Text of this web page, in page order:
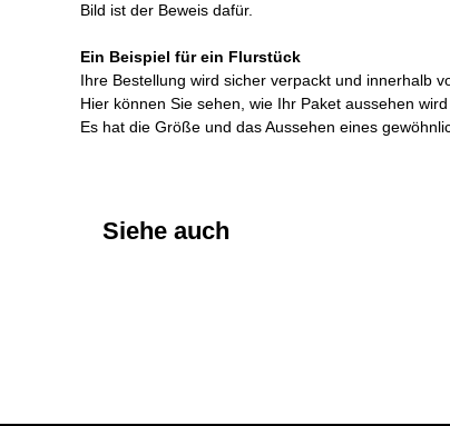
Bild ist der Beweis dafür.
Ein Beispiel für ein Flurstück
Ihre Bestellung wird sicher verpackt und innerhalb
Hier können Sie sehen, wie Ihr Paket aussehen
Es hat die Größe und das Aussehen eines
Siehe auch